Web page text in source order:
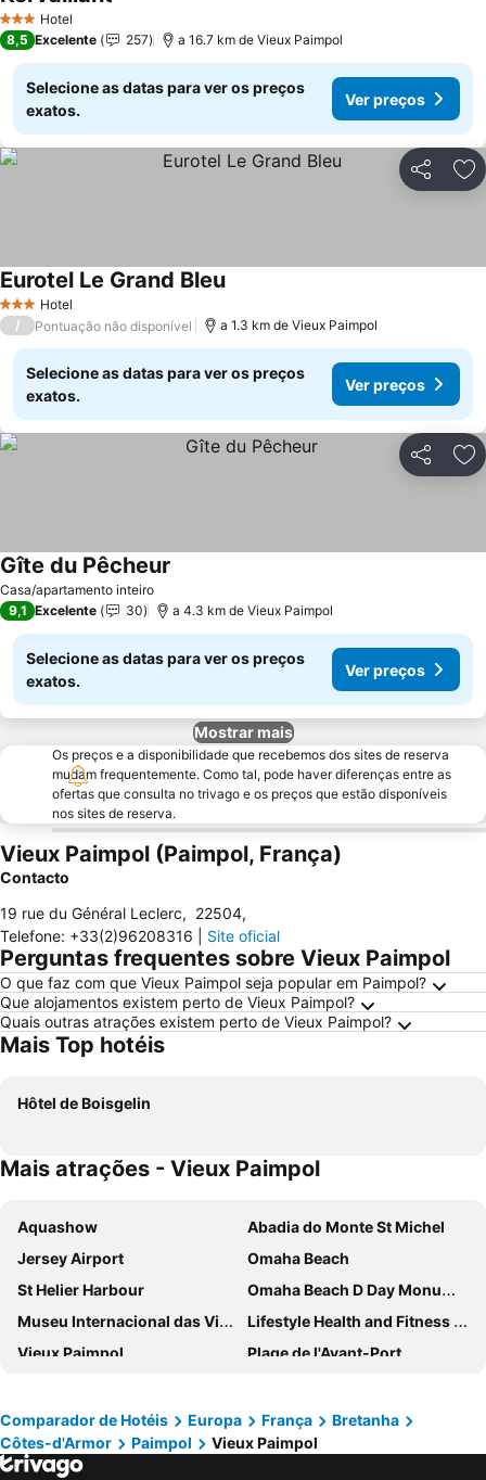
3 EstrelasHotel
8,5 Excelente 257 a 16.7 km de Vieux Paimpol
Selecione as datas para ver os preços
exatos.
Ver preços
Partilhar
3 EstrelasHotel
Eurotel Le Grand Bleu
/ Pontuação não disponível a 1.3 km de Vieux Paimpol
Selecione as datas para ver os preços
exatos.
Ver preços
Partilhar
Casa/apartamento inteiro
Gîte du Pêcheur
9,1 Excelente 30 a 4.3 km de Vieux Paimpol
Selecione as datas para ver os preços
exatos.
Ver preços
Mostrar mais
Os preços e a disponibilidade que recebemos dos sites de reserva
mudam frequentemente. Como tal, pode haver diferenças entre as
ofertas que consulta no trivago e os preços que estão disponíveis
nos sites de reserva.
Vieux Paimpol (Paimpol, França)
Contacto
19 rue du Général Leclerc, 22504,
Telefone: +33(2)96208316 Site oficial
Perguntas frequentes sobre Vieux Paimpol
O que faz com que Vieux Paimpol seja popular em Paimpol?
Que alojamentos existem perto de Vieux Paimpol?
Quais outras atrações existem perto de Vieux Paimpol?
Mais Top hotéis
Hôtel de Boisgelin
Mais atrações - Vieux Paimpol
Aquashow
Abadia do Monte St Michel
Jersey Airport
Omaha Beach
St Helier Harbour
Omaha Beach D Day Monument
Museu Internacional das Viagens de Longo Curso pelo Cabo Horn
Lifestyle Health and Fitness Suite
Vieux Paimpol
Plage de l'Avant-Port
Port Crouesty
Plage de La Baule
Les chaos de granit rose
Praia do Molhe - Môle
Comparador de Hotéis Europa França
Bretanha
Côtes-d'Armor
Paimpol Vieux Paimpol